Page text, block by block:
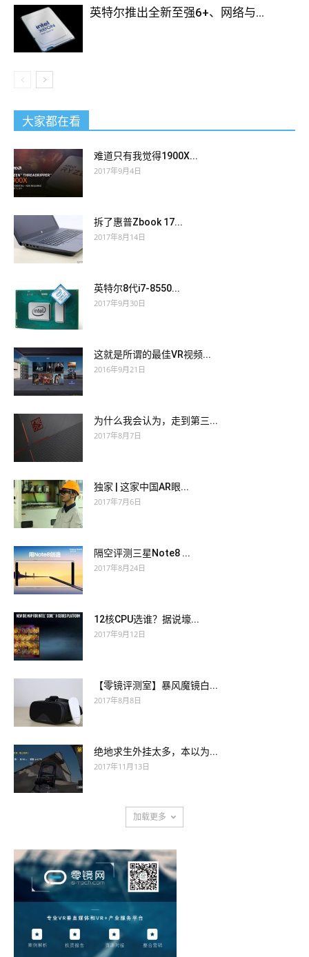
英特尔推出全新至强6+、网络与...
大家都在看
难道只有我觉得1900X...
2017年9月4日
拆了惠普Zbook 17...
2017年8月14日
英特尔8代i7-8550...
2017年9月30日
这就是所谓的最佳VR视频...
2016年9月21日
为什么我会认为，走到第三...
2017年8月7日
独家 | 这家中国AR眼...
2017年7月6日
隔空评测三星Note8 ...
2017年8月24日
12核CPU选谁？据说壕...
2017年9月12日
【零镜评测室】暴风魔镜白...
2017年8月8日
绝地求生外挂太多，本以为...
2017年11月13日
加载更多